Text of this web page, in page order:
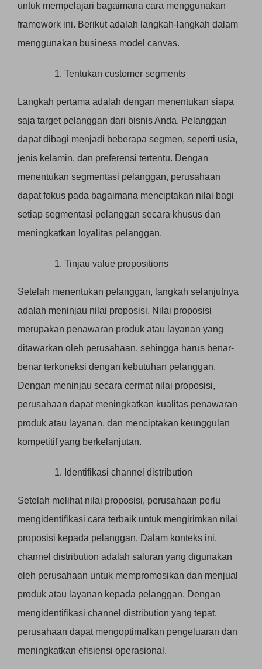
untuk mempelajari bagaimana cara menggunakan
framework ini. Berikut adalah langkah-langkah dalam
menggunakan business model canvas.
Tentukan customer segments
Langkah pertama adalah dengan menentukan siapa
saja target pelanggan dari bisnis Anda. Pelanggan
dapat dibagi menjadi beberapa segmen, seperti usia,
jenis kelamin, dan preferensi tertentu. Dengan
menentukan segmentasi pelanggan, perusahaan
dapat fokus pada bagaimana menciptakan nilai bagi
setiap segmentasi pelanggan secara khusus dan
meningkatkan loyalitas pelanggan.
Tinjau value propositions
Setelah menentukan pelanggan, langkah selanjutnya
adalah meninjau nilai proposisi. Nilai proposisi
merupakan penawaran produk atau layanan yang
ditawarkan oleh perusahaan, sehingga harus benar-
benar terkoneksi dengan kebutuhan pelanggan.
Dengan meninjau secara cermat nilai proposisi,
perusahaan dapat meningkatkan kualitas penawaran
produk atau layanan, dan menciptakan keunggulan
kompetitif yang berkelanjutan.
Identifikasi channel distribution
Setelah melihat nilai proposisi, perusahaan perlu
mengidentifikasi cara terbaik untuk mengirimkan nilai
proposisi kepada pelanggan. Dalam konteks ini,
channel distribution adalah saluran yang digunakan
oleh perusahaan untuk mempromosikan dan menjual
produk atau layanan kepada pelanggan. Dengan
mengidentifikasi channel distribution yang tepat,
perusahaan dapat mengoptimalkan pengeluaran dan
meningkatkan efisiensi operasional.